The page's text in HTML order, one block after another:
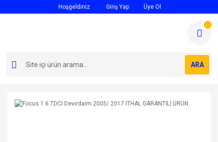
Hoşgeldiniz Giriş Yap Üye Ol
ARA